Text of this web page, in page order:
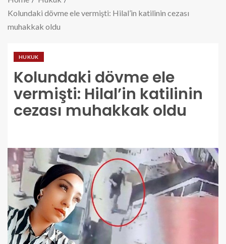
Kolundaki dövme ele vermişti: Hilal’in katilinin cezası
muhakkak oldu
HUKUK
Kolundaki dövme ele
vermişti: Hilal’in katilinin
cezası muhakkak oldu